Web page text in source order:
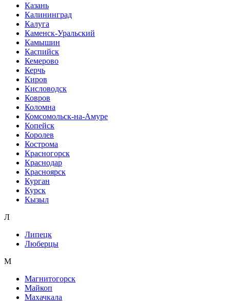
Казань
Калининград
Калуга
Каменск-Уральский
Камышин
Каспийск
Кемерово
Керчь
Киров
Кисловодск
Ковров
Коломна
Комсомольск-на-Амуре
Копейск
Королев
Кострома
Красногорск
Краснодар
Красноярск
Курган
Курск
Кызыл
Л
Липецк
Люберцы
М
Магнитогорск
Майкоп
Махачкала